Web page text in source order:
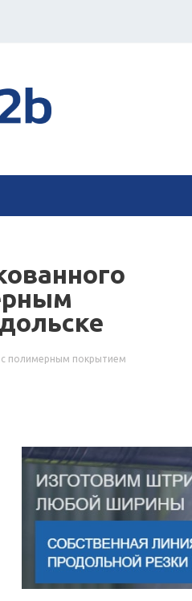
с полимерным покрытием